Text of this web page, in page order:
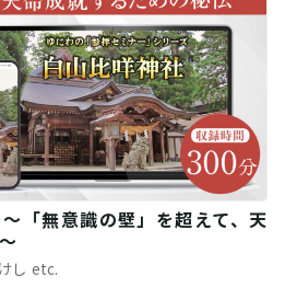
「無意識の壁」を超えて、天
し etc.